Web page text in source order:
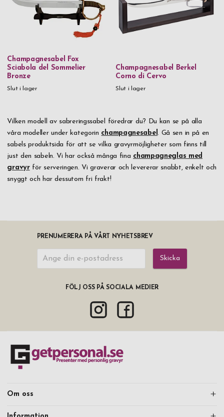
Champagnesabel Fox
Sciabola del Sommelier
Bronze
Slut i lager
Champagnesabel Berkel
Corno di Cervo
Slut i lager
Vilken modell av sabreringssabel föredrar du? Du kan se på alla
våra modeller under kategorin champagnesabel. Gå sen in på en
sabels produktsida för att se vilka gravyrmöjligheter som finns till
just den sabeln. Vi har också många fina champagneglas med
gravyrför serveringen. Vi graverar och levererar snabbt, enkelt och
snyggt och har dessutom fri frakt!
PRENUMERERA PÅ VÅRT NYHETSBREV
Skicka
FÖLJ OSS PÅ SOCIALA MEDIER
Om oss